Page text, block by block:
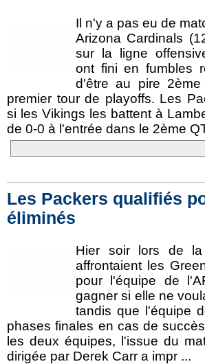
Il n'y a pas eu de
Arizona Cardinals
sur la ligne
ont fini en fumbles
d'être au pire
premier tour de playoffs. Les
si les Vikings les battent à
de 0-0 à l'entrée dans le 2ème
Les Packers qualifiés
éliminés
Hier soir lors de la
affrontaient les
pour l'équipe de
gagner si elle ne
tandis que l'équipe
phases finales en cas de
les deux équipes, l'issue du
dirigée par Derek Carr a impr ...